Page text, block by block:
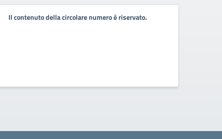
Il contenuto della circolare numero è riservato.